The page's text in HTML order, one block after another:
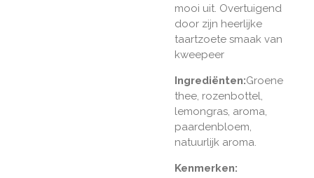
mooi uit. Overtuigend
door zijn heerlijke
taartzoete smaak van
kweepeer
Ingrediënten:Groene
thee, rozenbottel,
lemongras, aroma,
paardenbloem,
natuurlijk aroma.
Kenmerken: